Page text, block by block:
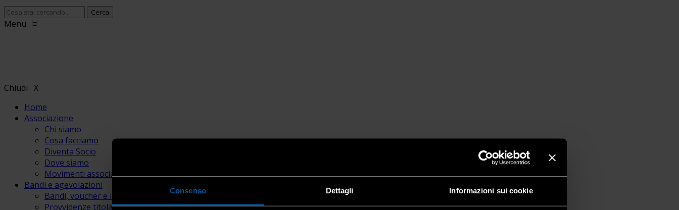
Consenso Dettagli Informazioni sui cookie
Menu ≡
Chiudi X
Home
Associazione
Chi siamo
Cosa facciamo
Diventa Socio
Dove siamo
Movimenti associativi
Bandi e agevolazioni
Bandi, voucher e incentivi
Provvidenze titolari e lavoratori